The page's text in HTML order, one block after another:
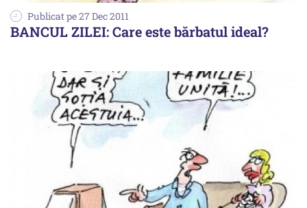
Publicat pe 27 Dec 2011
BANCUL ZILEI: Care este bărbatul ideal?